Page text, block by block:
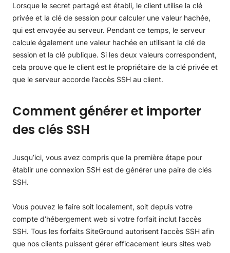
Lorsque le secret partagé est établi, le client utilise la clé
privée et la clé de session pour calculer une valeur hachée,
qui est envoyée au serveur. Pendant ce temps, le serveur
calcule également une valeur hachée en utilisant la clé de
session et la clé publique. Si les deux valeurs correspondent,
cela prouve que le client est le propriétaire de la clé privée et
que le serveur accorde l’accès SSH au client.
Comment générer et importer
des clés SSH
Jusqu’ici, vous avez compris que la première étape pour
établir une connexion SSH est de générer une paire de clés
SSH.
Vous pouvez le faire soit localement, soit depuis votre
compte d’hébergement web si votre forfait inclut l’accès
SSH. Tous les forfaits SiteGround autorisent l’accès SSH afin
que nos clients puissent gérer efficacement leurs sites web